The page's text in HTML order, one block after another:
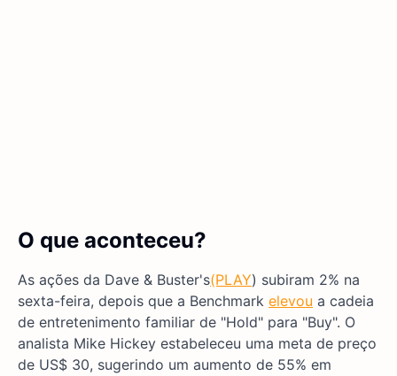
O que aconteceu?
As ações da Dave & Buster's(PLAY) subiram 2% na
sexta-feira, depois que a Benchmark elevou a cadeia
de entretenimento familiar de "Hold" para "Buy". O
analista Mike Hickey estabeleceu uma meta de preço
de US$ 30, sugerindo um aumento de 55% em